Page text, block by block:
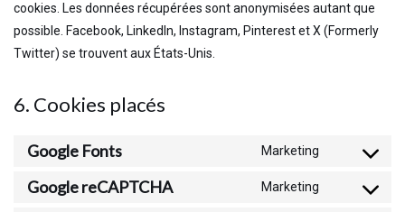
cookies. Les données récupérées sont anonymisées autant que
possible. Facebook, LinkedIn, Instagram, Pinterest et X (Formerly
Twitter) se trouvent aux États-Unis.
6. Cookies placés
Google Fonts Marketing
Google reCAPTCHA Marketing